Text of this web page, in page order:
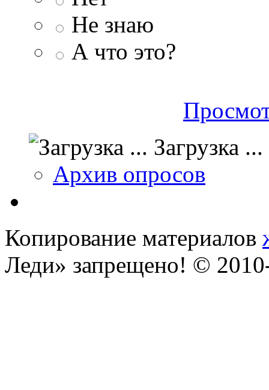
Не знаю
А что это?
Загрузка ...
Архив опросов
Копирование материалов
Леди» запрещено! ©